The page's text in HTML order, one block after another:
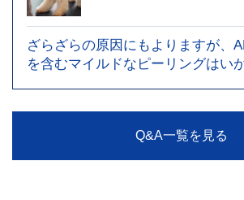
ざらざらの原因にもよりますが、
を含むマイルドなピーリングはい
Q&A一覧を見る